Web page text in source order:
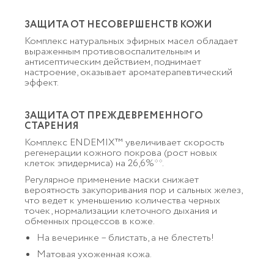
ЗАЩИТА ОТ НЕСОВЕРШЕНСТВ КОЖИ
Комплекс натуральных эфирных масел обладает
выраженным противовоспалительным и
антисептическим действием, поднимает
настроение, оказывает ароматерапевтический
эффект.
ЗАЩИТА ОТ ПРЕЖДЕВРЕМЕННОГО
СТАРЕНИЯ
Комплекс ENDEMIX™ увеличивает скорость
регенерации кожного покрова (рост новых
клеток эпидермиса) на 26,6%**.
Регулярное применение маски снижает
вероятность закупоривания пор и сальных желез,
что ведет к уменьшению количества черных
точек, нормализации клеточного дыхания и
обменных процессов в коже.
На вечеринке – блистать, а не блестеть!
Матовая ухоженная кожа.